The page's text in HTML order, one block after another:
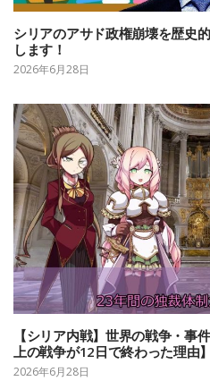
シリアのアサド政権崩壊を歴史
します！
2026年6月28日
【シリア内戦】世界の戦争・事
上の戦争が12日で終わった理由】
2026年6月28日